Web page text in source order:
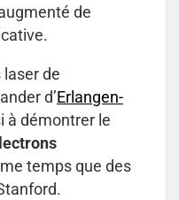
de
laser de
d’Erlangen-
à démontrer le
temps que des